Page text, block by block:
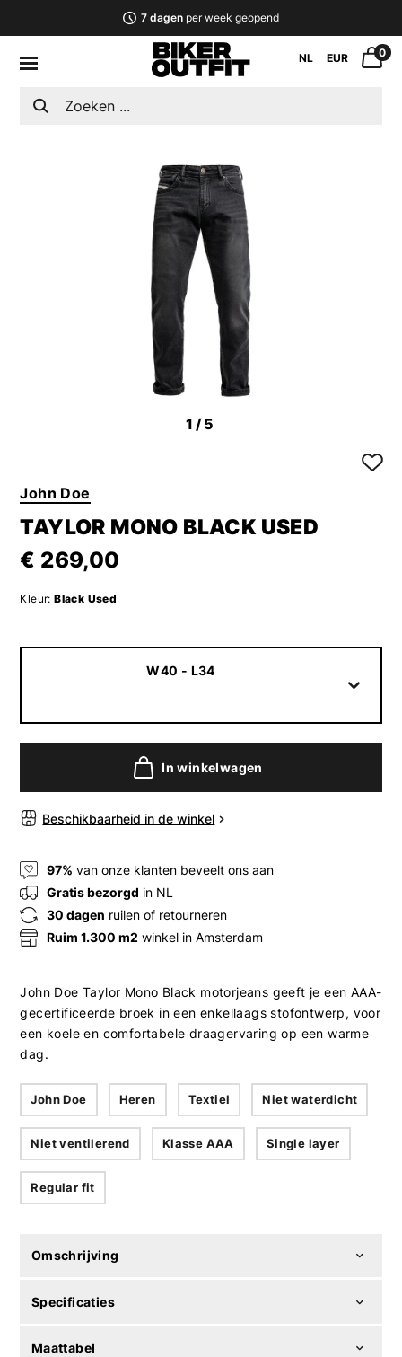
7 dagenper week geopend
NL EUR 0
1 /5
John Doe
TAYLOR MONO BLACK USED
€ 269,00
Kleur: Black Used
W40 - L34
In winkelwagen
Beschikbaarheid in de winkel
97% van onze klanten beveelt ons aan
Gratis bezorgd in NL
30 dagen ruilen of retourneren
Ruim 1.300 m2 winkel in Amsterdam
John Doe Taylor Mono Black motorjeans geeft je een AAA-
gecertificeerde broek in een enkellaags stofontwerp, voor
een koele en comfortabele draagervaring op een warme
dag.
John Doe Heren Textiel Niet waterdicht
Niet ventilerend Klasse AAA Single layer
Regular fit
Omschrijving
Specificaties
Maattabel